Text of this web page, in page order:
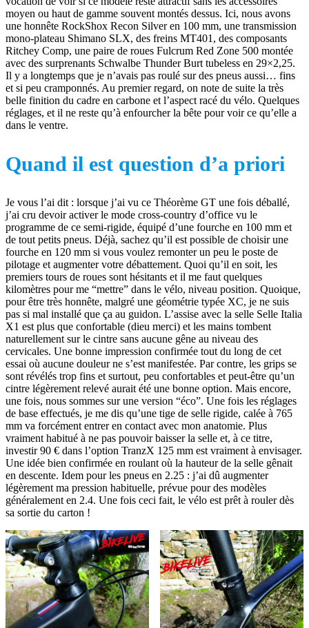
moyen ou haut de gamme souvent montés dessus. Ici, nous avons
une honnête RockShox Recon Silver en 100 mm, une transmission
mono-plateau Shimano SLX, des freins MT401, des composants
Ritchey Comp, une paire de roues Fulcrum Red Zone 500 montée
avec des surprenants Schwalbe Thunder Burt tubeless en 29×2,25.
Il y a longtemps que je n’avais pas roulé sur des pneus aussi… fins
et si peu cramponnés. Au premier regard, on note de suite la très
belle finition du cadre en carbone et l’aspect racé du vélo. Quelques
réglages, et il ne reste qu’à enfourcher la bête pour voir ce qu’elle a
dans le ventre.
Quand il est question d’a priori
Je vous l’ai dit : lorsque j’ai vu ce Théorème GT une fois déballé,
j’ai cru devoir activer le mode cross-country d’office vu le
programme de ce semi-rigide, équipé d’une fourche en 100 mm et
de tout petits pneus. Déjà, sachez qu’il est possible de choisir une
fourche en 120 mm si vous voulez remonter un peu le poste de
pilotage et augmenter votre débattement. Quoi qu’il en soit, les
premiers tours de roues sont hésitants et il me faut quelques
kilomètres pour me “mettre” dans le vélo, niveau position. Quoique,
pour être très honnête, malgré une géométrie typée XC, je ne suis
pas si mal installé que ça au guidon. L’assise avec la selle Selle Italia
X1 est plus que confortable (dieu merci) et les mains tombent
naturellement sur le cintre sans aucune gêne au niveau des
cervicales. Une bonne impression confirmée tout du long de cet
essai où aucune douleur ne s’est manifestée. Par contre, les grips se
sont révélés trop fins et surtout, peu confortables et peut-être qu’un
cintre légèrement relevé aurait été une bonne option. Mais encore,
une fois, nous sommes sur une version “éco”. Une fois les réglages
de base effectués, je me dis qu’une tige de selle rigide, calée à 765
mm va forcément entrer en contact avec mon anatomie. Plus
vraiment habitué à ne pas pouvoir baisser la selle et, à ce titre,
investir 90 € dans l’option TranzX 125 mm est vraiment à envisager.
Une idée bien confirmée en roulant où la hauteur de la selle gênait
en descente. Idem pour les pneus en 2.25 : j’ai dû augmenter
légèrement ma pression habituelle, prévue pour des modèles
généralement en 2.4. Une fois ceci fait, le vélo est prêt à rouler dès
sa sortie du carton !